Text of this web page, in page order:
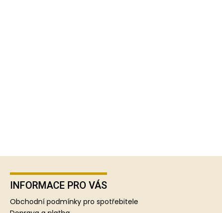
INFORMACE PRO VÁS
Obchodní podmínky pro spotřebitele